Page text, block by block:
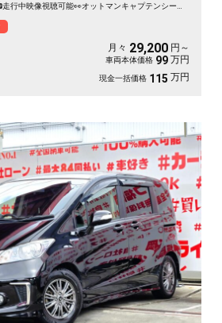
行中映像視聴可能👀オットマンキャプテンシート
々開閉🔘🌈
月々 29,200 円～
車両本体価格 99 万円
現金一括価格 115 万円